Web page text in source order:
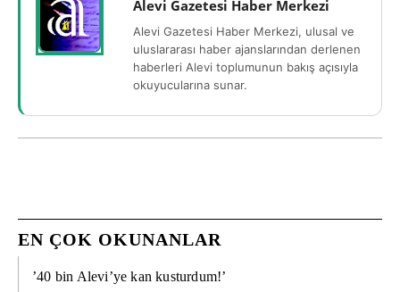
Alevi Gazetesi Haber Merkezi
Alevi Gazetesi Haber Merkezi, ulusal ve
uluslararası haber ajanslarından derlenen
haberleri Alevi toplumunun bakış açısıyla
okuyucularına sunar.
EN ÇOK OKUNANLAR
’40 bin Alevi’ye kan kusturdum!’